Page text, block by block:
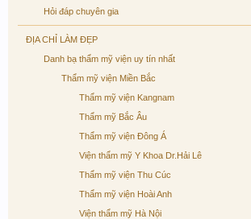
Hỏi đáp chuyên gia
ĐỊA CHỈ LÀM ĐẸP
Danh bạ thẩm mỹ viện uy tín nhất
Thẩm mỹ viện Miền Bắc
Thẩm mỹ viện Kangnam
Thẩm mỹ Bắc Âu
Thẩm mỹ viện Đông Á
Viện thẩm mỹ Y Khoa Dr.Hải Lê
Thẩm mỹ viện Thu Cúc
Thẩm mỹ viện Hoài Anh
Viện thẩm mỹ Hà Nội